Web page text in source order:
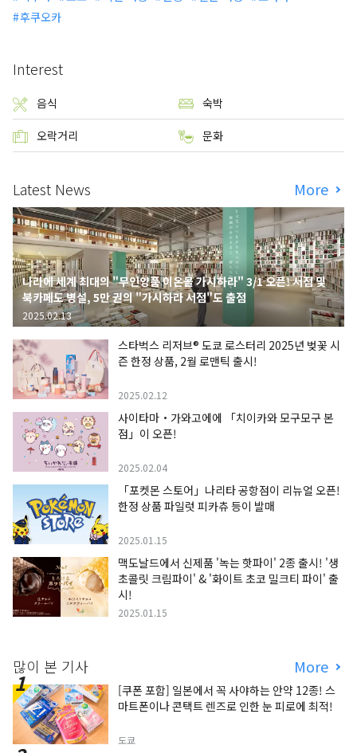
후쿠오카
Interest
음식 숙박
오락거리 문화
Latest News More
나라에 세계 최대의 "무인양품 이온몰 가시하라" 3/1 오픈! 서점 및
북카페도 병설, 5만 권의 "가시하라 서점"도 출점
2025.02.13
스타벅스 리저브® 도쿄 로스터리 2025년 벚꽃 시
즌 한정 상품, 2월 로맨틱 출시!
2025.02.12
사이타마・가와고에에 「치이카와 모구모구 본
점」이 오픈!
2025.02.04
「포켓몬 스토어」나리타 공항점이 리뉴얼 오픈!
한정 상품 파일럿 피카츄 등이 발매
2025.01.15
맥도날드에서 신제품 '녹는 핫파이' 2종 출시! '생
초콜릿 크림파이' & '화이트 초코 밀크티 파이' 출
시!
2025.01.15
많이 본 기사 More
[쿠폰 포함] 일본에서 꼭 사야하는 안약 12종! 스
마트폰이나 콘택트 렌즈로 인한 눈 피로에 최적!
도쿄